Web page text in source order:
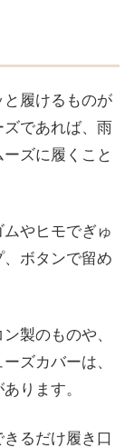
履けるものが
であれば、雨
ズに履くこと
やヒモでぎゅ
ボタンで留め
製のものや、
ズカバーは、
ります。
るだけ履き口